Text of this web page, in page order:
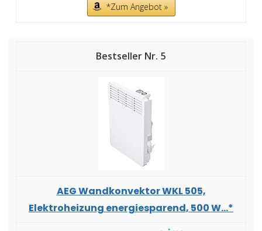
*Zum Angebot »
5
AEG Wandkonvektor WKL 505,
Elektroheizung energiesparend, 500 W...*